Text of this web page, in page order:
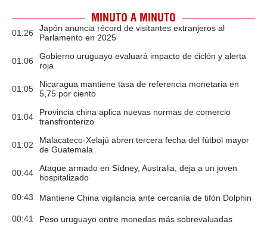
MINUTO A MINUTO
01:26
Japón anuncia récord de visitantes extranjeros al
Parlamento en 2025
01:06
Gobierno uruguayo evaluará impacto de ciclón y alerta
roja
01:05
Nicaragua mantiene tasa de referencia monetaria en
5,75 por ciento
01:04
Provincia china aplica nuevas normas de comercio
transfronterizo
01:02
Malacateco-Xelajú abren tercera fecha del fútbol mayor
de Guatemala
00:44
Ataque armado en Sídney, Australia, deja a un joven
hospitalizado
00:43 Mantiene China vigilancia ante cercanía de tifón Dolphin
00:41 Peso uruguayo entre monedas más sobrevaluadas